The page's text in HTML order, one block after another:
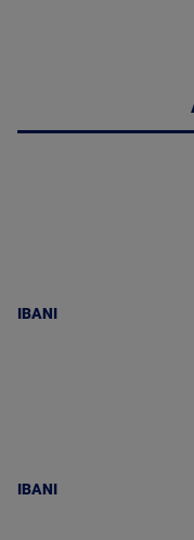
IBANI
IBANI